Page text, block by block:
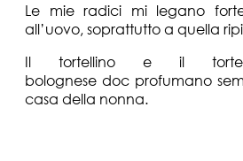
Le mie radici mi legano
all’uovo, soprattutto a quella
Il tortellino e il
bolognese doc profumano
casa della nonna.